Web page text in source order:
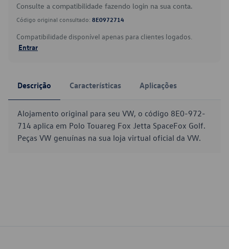
Consulte a compatibilidade fazendo login na sua conta.
Código original consultado: 8E0972714
Compatibilidade disponível apenas para clientes logados.
Entrar
Descrição Características Aplicações
Alojamento original para seu VW, o código 8E0-972-
714 aplica em Polo Touareg Fox Jetta SpaceFox Golf.
Peças VW genuínas na sua loja virtual oficial da VW.